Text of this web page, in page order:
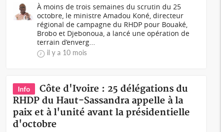
À moins de trois semaines du scrutin du 25
octobre, le ministre Amadou Koné, directeur
régional de campagne du RHDP pour Bouaké,
Brobo et Djebonoua, a lancé une opération de
terrain d’enverg...
il y a 10 mois
Info
Côte d'Ivoire : 25 délégations du
RHDP du Haut-Sassandra appelle à la
paix et à l'unité avant la présidentielle
d'octobre